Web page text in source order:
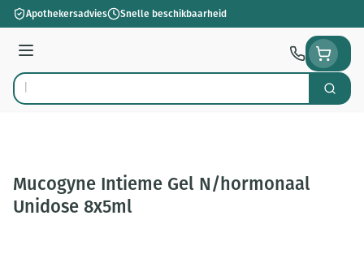
Ga naar de inhoud
Apothekersadvies Snelle beschikbaarheid
Menu
Product, merk, categorie... Zoek
Mucogyne Intieme Gel N/hormonaal
Unidose 8x5ml